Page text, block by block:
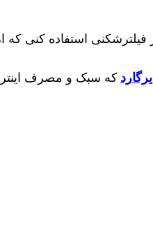
فیلترشکنی استفاده کنی
که سبک و مصرف